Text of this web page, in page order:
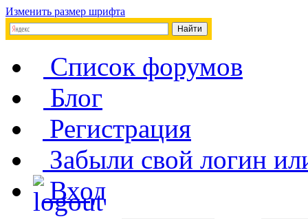
Изменить размер шрифта
Список форумов
Блог
Регистрация
Забыли свой логин
Вход